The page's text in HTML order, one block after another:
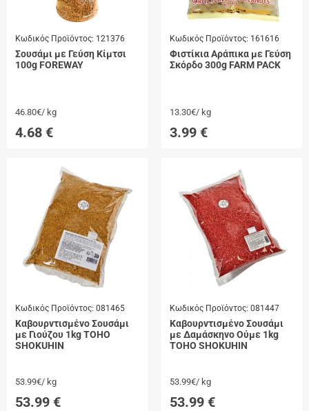
Κωδικός Προϊόντος: 121376
Σουσάμι με Γεύση Κίμτσι
100g FOREWAY
46.80€/ kg
4.68 €
Κωδικός Προϊόντος: 161616
Φιστίκια Αράπικα με Γεύση
Σκόρδο 300g FARM PACK
13.30€/ kg
3.99 €
Κωδικός Προϊόντος: 081465
Καβουρντισμένο Σουσάμι
με Γιούζου 1kg TOHO
SHOKUHIN
53.99€/ kg
53.99 €
Κωδικός Προϊόντος: 081447
Καβουρντισμένο Σουσάμι
με Δαμάσκηνο Ούμε 1kg
TOHO SHOKUHIN
53.99€/ kg
53.99 €